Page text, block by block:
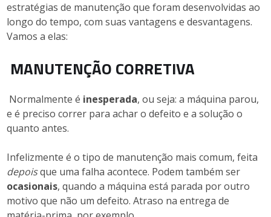
estratégias de manutenção que foram desenvolvidas ao
longo do tempo, com suas vantagens e desvantagens.
Vamos a elas:
MANUTENÇÃO CORRETIVA
Normalmente é inesperada, ou seja: a máquina parou,
e é preciso correr para achar o defeito e a solução o
quanto antes.
Infelizmente é o tipo de manutenção mais comum, feita
depoisque uma falha acontece. Podem também ser
ocasionais, quando a máquina está parada por outro
motivo que não um defeito. Atraso na entrega de